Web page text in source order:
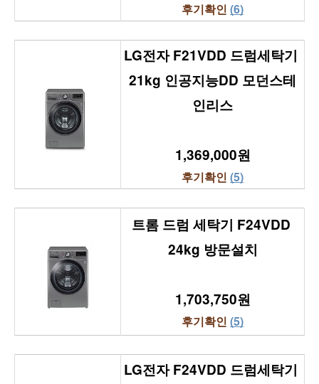
후기확인 (6)
LG전자 F21VDD 드럼세탁기
21kg 인공지능DD 모던스테
인리스
1,369,000원
후기확인 (5)
트롬 드럼 세탁기 F24VDD
24kg 방문설치
1,703,750원
후기확인 (5)
LG전자 F24VDD 드럼세탁기